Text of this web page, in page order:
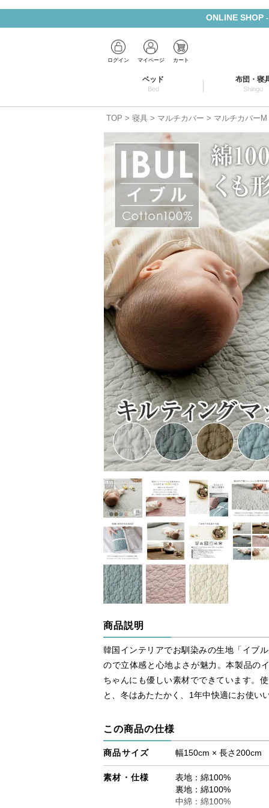
ONLINE SHOP
ログイン マイページ カート
ベッド
Bed
布団・寝
Shingu
TOP 寝具 マルチカバー マルチカバーM
商品説明
韓国インテリアでお馴染みの生地「イブ
ので立体感と心地よさが魅力。本製品の
ちゃんにも優しい素材でできています。
と、冬はあたたかく、1年中快適にお使い
この商品の仕様
商品サイズ 幅150cm × 長さ200cm
素材・仕様
表地：綿100%
裏地：綿100%
中綿：綿100%